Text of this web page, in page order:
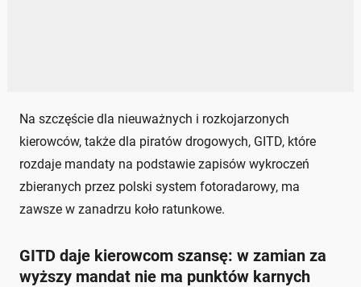
Na szczęście dla nieuważnych i rozkojarzonych
kierowców, także dla piratów drogowych, GITD, które
rozdaje mandaty na podstawie zapisów wykroczeń
zbieranych przez polski system fotoradarowy, ma
zawsze w zanadrzu koło ratunkowe.
GITD daje kierowcom szansę: w zamian za
wyższy mandat nie ma punktów karnych